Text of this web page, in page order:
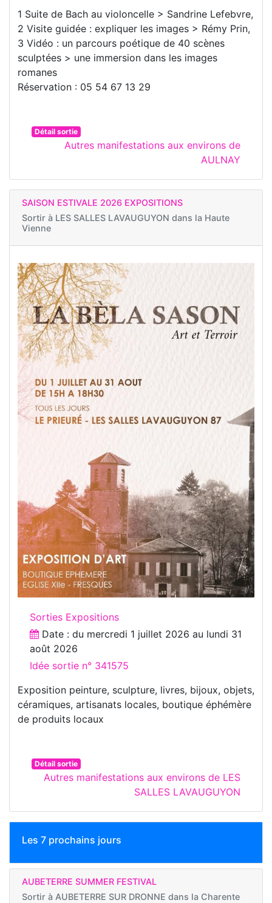
1 Suite de Bach au violoncelle > Sandrine Lefebvre,
2 Visite guidée : expliquer les images > Rémy Prin,
3 Vidéo : un parcours poétique de 40 scènes
sculptées > une immersion dans les images
romanes
Réservation : 05 54 67 13 29
Détail sortie
Autres manifestations aux environs de
AULNAY
SAISON ESTIVALE 2026 EXPOSITIONS
Sortir à LES SALLES LAVAUGUYON dans la Haute
Vienne
Sorties Expositions
Date : du mercredi 1 juillet 2026 au lundi 31
août 2026
Idée sortie n° 341575
Exposition peinture, sculpture, livres, bijoux, objets,
céramiques, artisanats locales, boutique éphémère
de produits locaux
Détail sortie
Autres manifestations aux environs de LES
SALLES LAVAUGUYON
Les 7 prochains jours
AUBETERRE SUMMER FESTIVAL
Sortir à AUBETERRE SUR DRONNE dans la Charente